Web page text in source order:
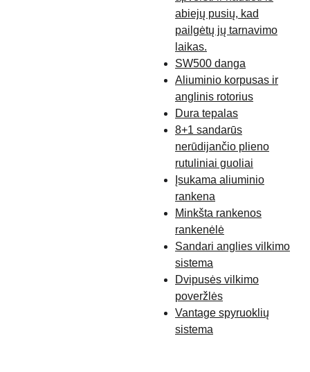
abiejų pusių, kad
pailgėtų jų tarnavimo
laikas.
SW500 danga
Aliuminio korpusas ir
anglinis rotorius
Dura tepalas
8+1 sandarūs
nerūdijančio plieno
rutuliniai guoliai
Įsukama aliuminio
rankena
Minkšta rankenos
rankenėlė
Sandari anglies vilkimo
sistema
Dvipusės vilkimo
poveržlės
Vantage spyruoklių
sistema